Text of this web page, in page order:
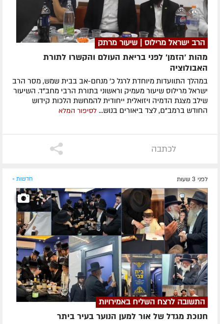
הרב ישראל מרילוס | שיעור מרתק
מהות 'הזמן' לפני בריאת העולם והקשרו לתורת
האבולוציה
במהלך התוועדות מיוחדת לרגל כ' מנחם-אב בבית שמש, מסר הרב
ישראל מרילוס שיעור מעמיק וראשוני בתורת הרבי מחב"ד. השיעור
שילב מצגת הדמיה ויזואלית ייחודית להמחשת הלכות קידוש
החודש ברמב"ם, לצד ביאורים בנוש... לסיפור המלא
לכתבה
לפני 3 שעות חדשות »
התשובה לרצח השליח באמירויות
חנוכת מגדל של אור למען הנוער בעיר ביתר